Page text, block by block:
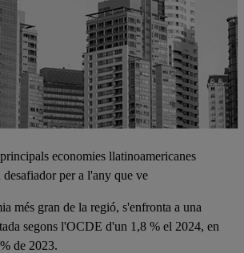
economies llatinoamericanes
per a l'any que ve
més gran de la regió, s'enfronta a una
segons l'OCDE d'un 1,8 % el 2024, en
de 2023.